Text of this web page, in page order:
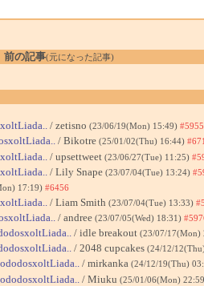
前の記事(元になった記事)
/ zetisno (23/06/19(Mon) 15:49) #5955
/ Bikotre (25/01/02(Thu) 16:44)
/ upsettweet (23/06/27(Tue) 11:25)
/ Lily Snape (23/07/04(Tue) 13:24)
17:19) #6456
/ Liam Smith (23/07/04(Tue) 13:33)
/ andree (23/07/05(Wed) 18:31)
/ idle breakout (23/07/17(Mon)
/ 2048 cupcakes (24/12/
/ mirkanka (24/12/19(Thu)
/ Miuku (25/01/06(Mon)